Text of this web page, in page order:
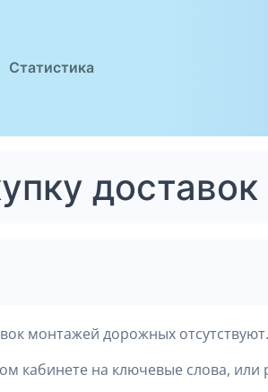
Статистика
монтажей дорожных отсутствуют.
кабинете на ключевые слова, или